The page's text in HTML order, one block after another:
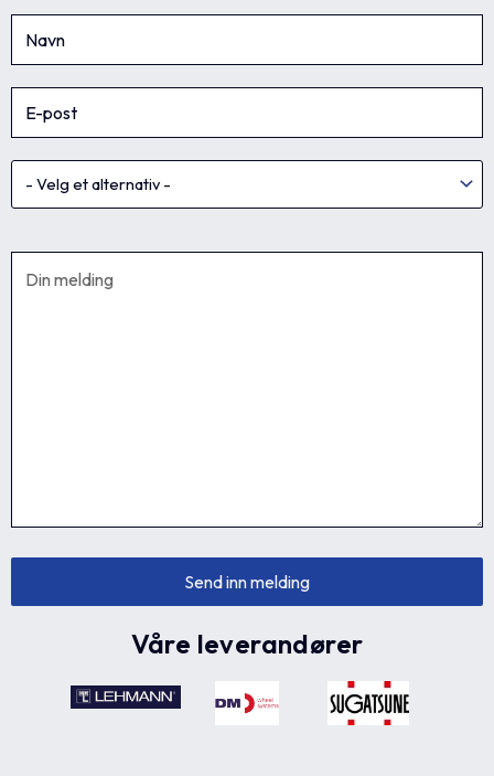
Våre leverandører